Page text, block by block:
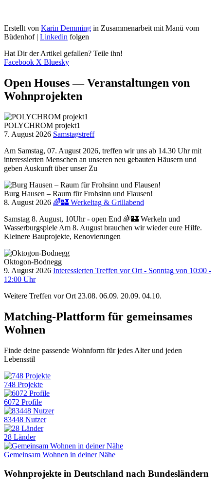
Erstellt von Karin Demming in Zusammenarbeit mit Manü vom
Büdenhof | Linkedin folgen
Hat Dir der Artikel gefallen? Teile ihn!
Facebook X Bluesky
Open Houses — Veranstaltungen von
Wohnprojekten
POLYCHROM projekt1
7. August 2026 Samstagstreff
Am Samstag, 07. August 2026, treffen wir uns ab 14.30 Uhr mit
interessierten Menschen an unseren neu gebauten Häusern und
geben Auskunft über unser Zu
Burg Hausen – Raum für Frohsinn und Flausen!
8. August 2026 🌈🏰 Werkeltag & Grillabend
Samstag 8. August, 10Uhr - open End 🌈🏰 Werkeln und
Wasserburgspiele Am 8. August brauchen wir wieder eure Hilfe.
Kleinere Bauprojekte, Renovierungen
Oktogon-Bodnegg
9. August 2026 Interessierten Treffen vor Ort - Sonntag von 10:00 -
12:00 Uhr
Weitere Treffen vor Ort 23.08. 06.09. 20.09. 04.10.
Matching-Plattform für gemeinsames
Wohnen
Finde deine passende Wohnform für jedes Alter und jeden
Lebensstil
748 Projekte
6072 Profile
83448 Nutzer
28 Länder
Gemeinsam Wohnen in deiner Nähe
Wohnprojekte in Deutschland nach Bundesländern